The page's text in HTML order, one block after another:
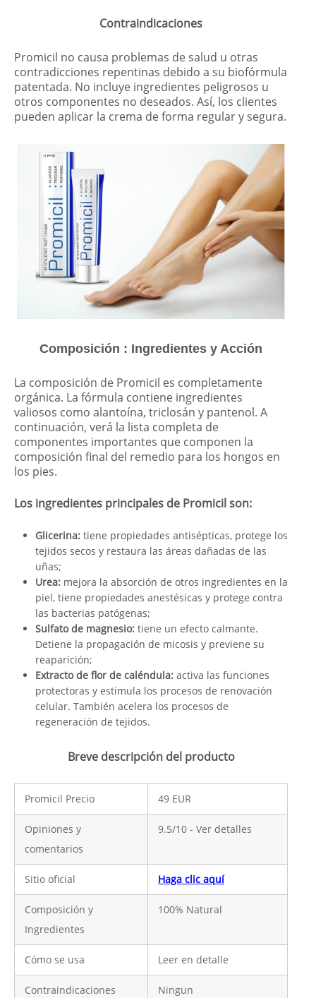
Contraindicaciones
Promicil no causa problemas de salud u otras
contradicciones repentinas debido a su biofórmula
patentada. No incluye ingredientes peligrosos u
otros componentes no deseados. Así, los clientes
pueden aplicar la crema de forma regular y segura.
Composición : Ingredientes y Acción
La composición de Promicil es completamente
orgánica. La fórmula contiene ingredientes
valiosos como alantoína, triclosán y pantenol. A
continuación, verá la lista completa de
componentes importantes que componen la
composición final del remedio para los hongos en
los pies.
Los ingredientes principales de Promicil son:
Glicerina: tiene propiedades antisépticas, protege los
tejidos secos y restaura las áreas dañadas de las
uñas;
Urea: mejora la absorción de otros ingredientes en la
piel, tiene propiedades anestésicas y protege contra
las bacterias patógenas;
Sulfato de magnesio: tiene un efecto calmante.
Detiene la propagación de micosis y previene su
reaparición;
Extracto de flor de caléndula: activa las funciones
protectoras y estimula los procesos de renovación
celular. También acelera los procesos de
regeneración de tejidos.
Breve descripción del producto
Promicil Precio 49 EUR
Opiniones y
comentarios
9.5/10 - Ver detalles
Sitio oficial Haga clic aquí
Composición y
Ingredientes
100% Natural
Cómo se usa Leer en detalle
Contraindicaciones Ningun